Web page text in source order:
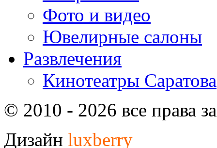
Фото и видео
Ювелирные салоны
Развлечения
Кинотеатры Саратова
© 2010 - 2026 все права
Дизайн luxberry